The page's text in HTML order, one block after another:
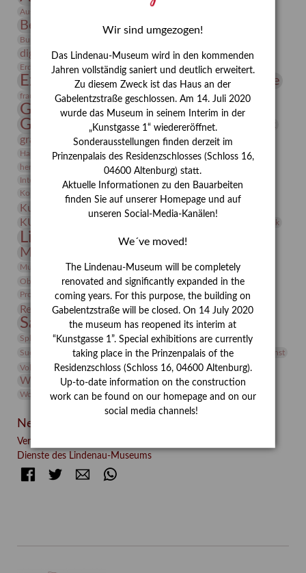
Ausstellung „Vier Winde“
Bernhard August von Lindenau
Burg Posterstein
digitallabor Entartete Kunst
Enteignung
Erdmann Julius Dietrich
Erlebnisportal estrusker Exlibris
Expressionismus Festrede Florenz Fotografie
frauen Frauen in der Antike und heute
Gerhard-Altenbourg-Preis
Gerhard Altenbourg
Gerhard Kurt Müller
grafische sammlung griechische Mythologie
Hanns-Conon von der Gabelentz Heinrich Kirchhoff Heldinnen
herman de vries Humboldt
Insekten
Integriertes Schädlingsmanagement
Jahresempfang
Kolosseum
Kunst
Kunstmuseum Kunstvermittlung Kunst von Kühl
KUNSTWAND Künstler Lehmbruck
Lindenau-Museum Marstall
Museumsgeschichte
Museumspädagogik Mäzen Napoleon Natur
Neue Remise
Objekt im Fokus
Paul Klee Peter Schnürpel Phelloplastik
Pohlhof
Provenienz
Provenienzforschung
Restaurierung Restitution Rudi Lesser Ruth Wolf-Rehfeld
Sammlung Samstagszeichner Skulptur
Sonderausstellung
Sphinx
studio Studio Bildende Kunst
studioDIGITAL
Suermondt-Ludwig-Museum
Vermittlung Video
Videokunst
Volontariat
Walter Rheiner Weihnachten Werefkin
Werkbetrachtung Winter Wissenschaft
Wolf and Dog
Wolf und Hund
Zirkuswoche
Neueste Beiträge
Verschenkt, verkauft, vergessen? – Kunstdetektivinnen im
Dienste des Lindenau-Museums
FacebookTwitter E-mail
Wir sind umgezogen!
Das Lindenau-Museum wird in den kommenden
Jahren vollständig saniert und deutlich erweitert.
Zu diesem Zweck ist das Haus an der
Gabelentzstraße geschlossen. Am 14. Juli 2020
wurde das Museum in seinem Interim in der
„Kunstgasse 1“ wiedereröffnet.
Sonderausstellungen finden derzeit im
Prinzenpalais des Residenzschlosses (Schloss 16,
04600 Altenburg) statt.
Aktuelle Informationen zu den Bauarbeiten
finden Sie auf unserer Homepage und auf
unseren Social-Media-Kanälen!
We´ve moved!
The Lindenau-Museum will be completely
renovated and significantly expanded in the
coming years. For this purpose, the building on
Gabelentzstraße will be closed. On 14 July 2020
the museum has reopened its interim at
“Kunstgasse 1”. Special exhibitions are currently
taking place in the Prinzenpalais of the
Residenzschloss (Schloss 16, 04600 Altenburg).
Up-to-date information on the construction
work can be found on our homepage and on our
social media channels!